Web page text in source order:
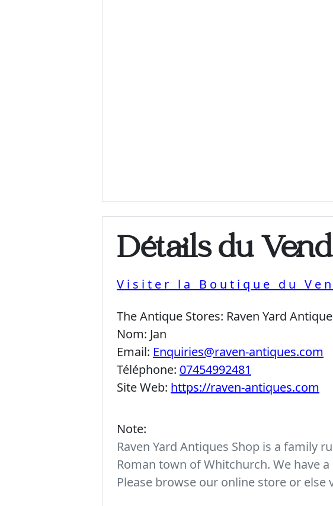
Détails du
Visiter la Boutique du
The Antique Stores: Raven Yard
Nom: Jan
Email: Enquiries@raven-antiques.com
Téléphone: 07454992481
Site Web: https://raven-antiques.com
Note:
Raven Yard Antiques Shop is a family
Roman town of Whitchurch. We have
Please browse our online store or